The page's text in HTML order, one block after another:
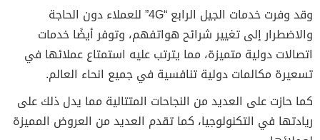
وقد وفرت خدمات الجيل الرابع “4G” للعملاء دون الحاجة
والاضطرار إلى تغيير شرائح هواتفهم، وتوفر أيضًا خدمات
اتصالات دولية متميزة، مما يترتب عليه استمتاع عملائها في
تسعيرة مكالمات دولية تنافسية في جميع انحاء العالم.
كما حازت على العديد من النجاحات المتتالية مما يدل ذلك على
ريادتها في التكنولوجيا، كما تقدم العديد من العروض المميزة